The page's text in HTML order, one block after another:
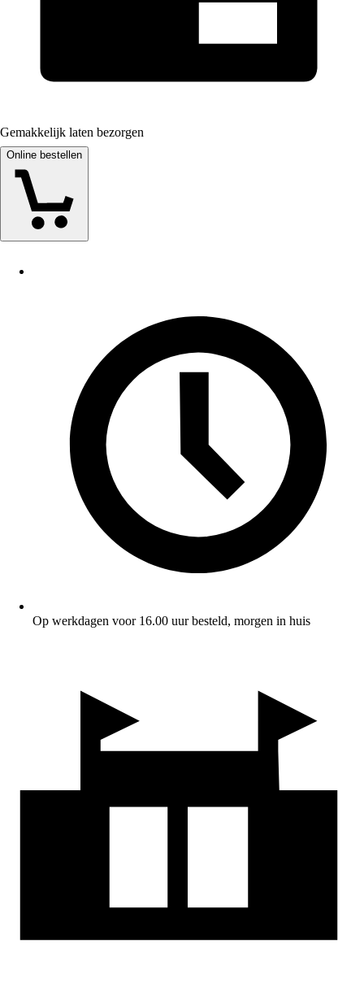
Gemakkelijk laten bezorgen
Online bestellen
Op werkdagen voor 16.00 uur besteld, morgen in huis